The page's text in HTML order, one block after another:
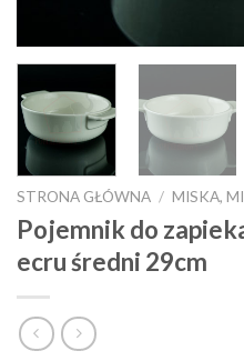
STRONA GŁÓWNA / MISKA,
Pojemnik do
ecru średni 29cm